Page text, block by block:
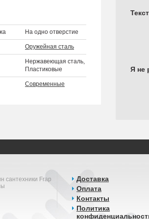
На одно отверстие
Оружейная сталь
Нержавеющая сталь,
Пластиковые
Современные
Я не
сантехники Frap
Доставка
Оплата
Контакты
Политика